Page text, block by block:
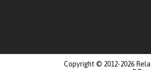
Copyright © 2012-2026